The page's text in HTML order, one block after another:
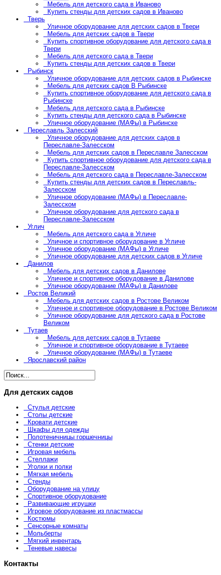
Мебель для детского сада в Иваново
Купить стенды для детских садов в Иваново
Тверь
Уличное оборудование для детских садов в Твери
Мебель для детских садов в Твери
Купить спортивное оборудование для детского сада в
Твери
Мебель для детского сада в Твери
Купить стенды для детских садов в Твери
Рыбинск
Уличное оборудование для детских садов в Рыбинске
Мебель для детских садов В Рыбинске
Купить спортивное оборудование для детского сада в
Рыбинске
Мебель для детского сада в Рыбинске
Купить стенды для детского сада в Рыбинске
Уличное оборудование (МАФы) в Рыбинске
Переславль Залесский
Уличное оборудование для детских садов в
Переславле-Залесском
Мебель для детских садов в Переславле Залесском
Купить спортивное оборудование для детского сада в
Переславле-Залесском
Мебель для детского сада в Переславле-Залесском
Купить стенды для детских садов в Переславль-
Залесском
Уличное оборудование (МАФы) в Переславле-
Залесском
Уличное оборудование для детского сада в
Переславле-Залесском
Углич
Мебель для детского сада в Угличе
Уличное и спортивное оборудование в Угличе
Уличное оборудование (МАФы) в Угличе
Уличное оборудование для детских садов в Угличе
Данилов
Мебель для детских садов в Данилове
Уличное и спортивное оборудование в Данилове
Уличное оборудование (МАФы) в Данилове
Ростов Великий
Мебель для детских садов в Ростове Великом
Уличное и спортивное оборудование в Ростове Великом
Уличное оборудование для детского сада в Ростове
Великом
Тутаев
Мебель для детских садов в Тутаеве
Уличное и спортивное оборудование в Тутаеве
Уличное оборудование (МАФы) в Тутаеве
Ярославский район
Для детских садов
Стулья детские
Столы детские
Кровати детские
Шкафы для одежды
Полотеничницы горшечницы
Стенки детские
Игровая мебель
Стеллажи
Уголки и полки
Мягкая мебель
Стенды
Оборудование на улицу
Спортивное оборудование
Развивающие игрушки
Игровое оборудование из пластмассы
Костюмы
Сенсорные комнаты
Мольберты
Мягкий инвентарь
Теневые навесы
Контакты